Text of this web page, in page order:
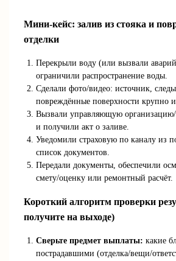
Мини-кейс: залив из стояка и
отделки
Перекрыли воду (или вызвали
ограничили распространение воды.
Сделали фото/видео: источник,
повреждённые поверхности крупно
Вызвали управляющую
и получили акт о заливе.
Уведомили страховую по каналу из
список документов.
Передали документы, обеспечили
смету/оценку или ремонтный расчёт.
Короткий алгоритм проверки
получите на выходе)
Сверьте предмет выплаты: какие
пострадавшими (отделка/вещи/